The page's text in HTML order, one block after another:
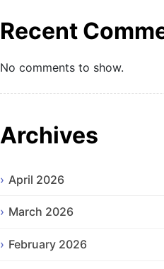
Recent
No comments to show.
Archives
April 2026
March 2026
February 2026